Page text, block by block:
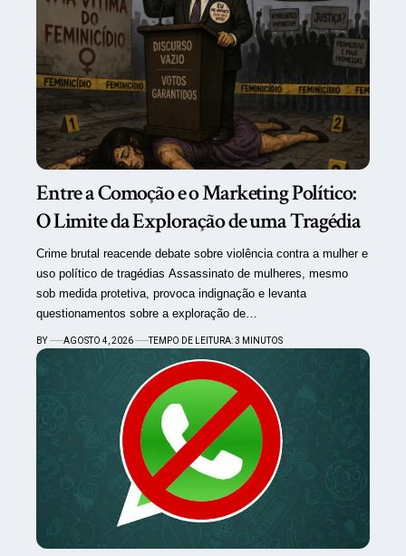
Entre a Comoção e o Marketing Político:
O Limite da Exploração de uma Tragédia
Crime brutal reacende debate sobre violência contra a mulher e
uso político de tragédias Assassinato de mulheres, mesmo
sob medida protetiva, provoca indignação e levanta
questionamentos sobre a exploração de…
BY AGOSTO 4, 2026 TEMPO DE LEITURA: 3 MINUTOS